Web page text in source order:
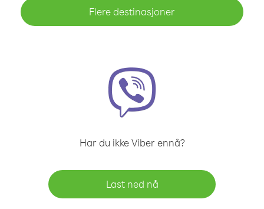
Flere destinasjoner
Har du ikke Viber ennå?
Last ned nå